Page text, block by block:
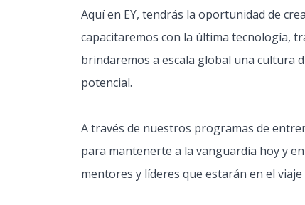
Aquí en EY, tendrás la oportunidad de
capacitaremos con la última tecnología,
brindaremos a escala global una cultura
potencial.
A través de nuestros programas de
para mantenerte a la vanguardia hoy y
mentores y líderes que estarán en el viaje